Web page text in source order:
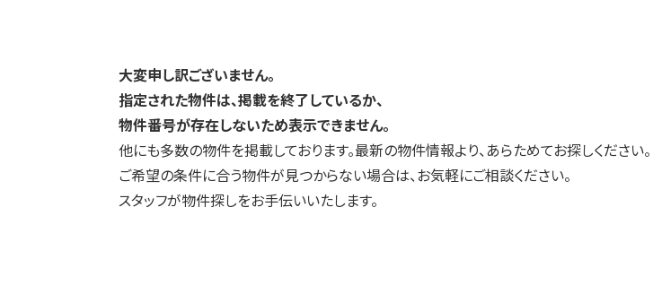
大変申し訳ございません。
指定された物件は、掲載を終了しているか、
物件番号が存在しないため表示できません。
他にも多数の物件を掲載しております。最新の物件情報より、あらためてお探しください。
ご希望の条件に合う物件が見つからない場合は、お気軽にご相談ください。
スタッフが物件探しをお手伝いいたします。